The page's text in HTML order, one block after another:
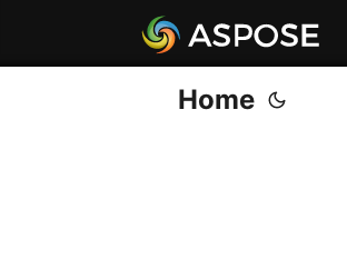
Home